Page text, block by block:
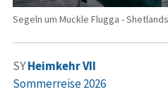
Segeln um Muckle Flugga -
SYHeimkehr VII
Sommerreise 2026